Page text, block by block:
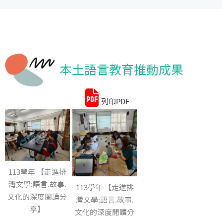
本土語言教育推動成果
列印PDF
113學年 【走進排
灣文學:語言.故事.
文化的深度閱讀分
享】
113學年 【走進排
灣文學:語言.故事.
文化的深度閱讀分